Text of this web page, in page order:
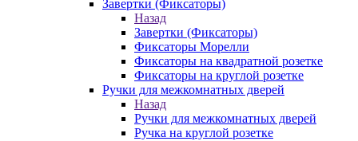
Завертки (Фиксаторы)
Назад
Завертки (Фиксаторы)
Фиксаторы Морелли
Фиксаторы на квадратной розетке
Фиксаторы на круглой розетке
Ручки для межкомнатных дверей
Назад
Ручки для межкомнатных дверей
Ручка на круглой розетке